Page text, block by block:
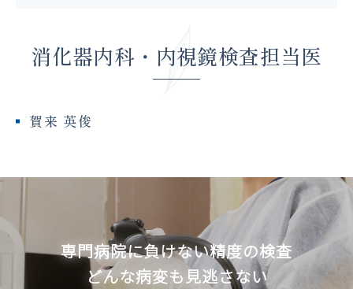
消化器内科・内視鏡検査担当医
賀来 英俊
専門病院に負けない精度の検査
どんな病変も見逃さない